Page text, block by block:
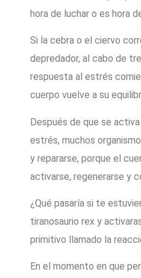
hora de luchar o es hora
Si la cebra o el ciervo
depredador, al cabo de
respuesta al estrés
cuerpo vuelve a su
Después de que se
estrés, muchos
y repararse, porque el
activarse, regenerarse y
¿Qué pasaría si te
tiranosaurio rex y
primitivo llamado la
En el momento en que